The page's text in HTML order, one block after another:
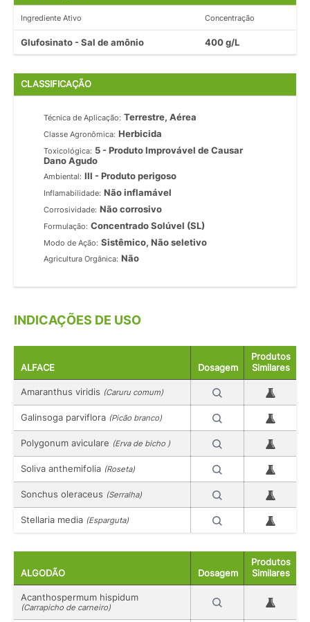
Ingrediente Ativo Concentração
Glufosinato - Sal de amônio 400 g/L
CLASSIFICAÇÃO
Técnica de Aplicação: Terrestre, Aérea
Classe Agronômica: Herbicida
Toxicológica: 5 - Produto Improvável de Causar
Dano Agudo
Ambiental: III - Produto perigoso
Inflamabilidade: Não inflamável
Corrosividade: Não corrosivo
Formulação: Concentrado Solúvel (SL)
Modo de Ação: Sistêmico, Não seletivo
Agricultura Orgânica: Não
INDICAÇÕES DE USO
ALFACE Dosagem
Produtos
Similares
Amaranthus viridis (Caruru comum)
Galinsoga parviflora (Picão branco)
Polygonum aviculare (Erva de bicho )
Soliva anthemifolia (Roseta)
Sonchus oleraceus (Serralha)
Stellaria media (Esparguta)
ALGODÃO Dosagem
Produtos
Similares
Acanthospermum hispidum
(Carrapicho de carneiro)